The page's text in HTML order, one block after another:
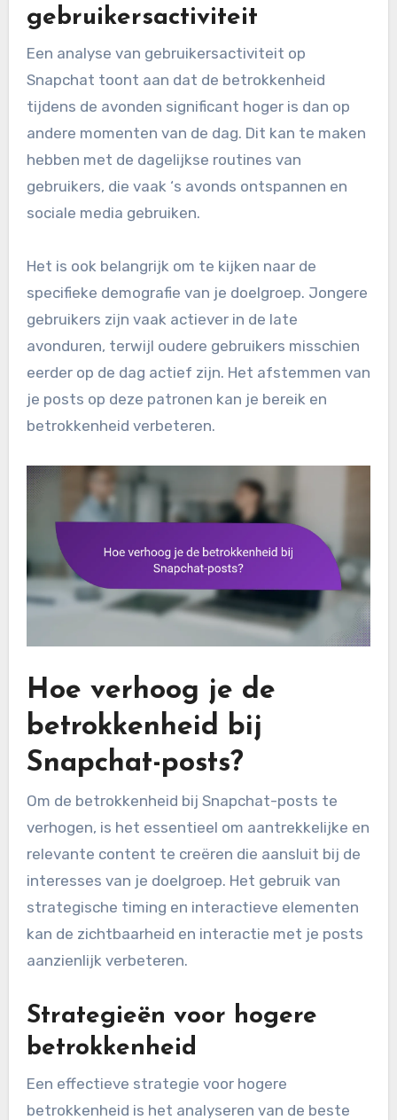
gebruikersactiviteit
Een analyse van gebruikersactiviteit op
Snapchat toont aan dat de betrokkenheid
tijdens de avonden significant hoger is dan op
andere momenten van de dag. Dit kan te maken
hebben met de dagelijkse routines van
gebruikers, die vaak ‘s avonds ontspannen en
sociale media gebruiken.
Het is ook belangrijk om te kijken naar de
specifieke demografie van je doelgroep. Jongere
gebruikers zijn vaak actiever in de late
avonduren, terwijl oudere gebruikers misschien
eerder op de dag actief zijn. Het afstemmen van
je posts op deze patronen kan je bereik en
betrokkenheid verbeteren.
Hoe verhoog je de
betrokkenheid bij
Snapchat-posts?
Om de betrokkenheid bij Snapchat-posts te
verhogen, is het essentieel om aantrekkelijke en
relevante content te creëren die aansluit bij de
interesses van je doelgroep. Het gebruik van
strategische timing en interactieve elementen
kan de zichtbaarheid en interactie met je posts
aanzienlijk verbeteren.
Strategieën voor hogere
betrokkenheid
Een effectieve strategie voor hogere
betrokkenheid is het analyseren van de beste